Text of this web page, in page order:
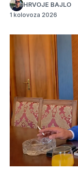
HRVOJE BAJLO
1 kolovoza 2026